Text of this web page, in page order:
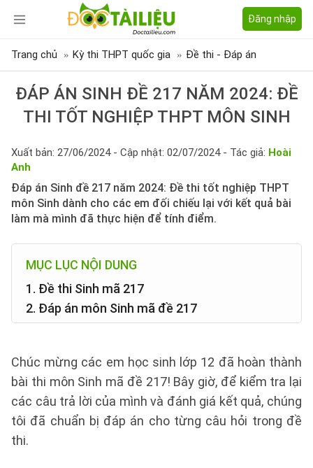
Đăng nhập
Trang chủ Kỳ thi THPT quốc gia Đề thi - Đáp án
ĐÁP ÁN SINH ĐỀ 217 NĂM 2024: ĐỀ
THI TỐT NGHIỆP THPT MÔN SINH
Xuất bản: 27/06/2024 - Cập nhật: 02/07/2024 - Tác giả: Hoài
Anh
Đáp án Sinh đề 217 năm 2024: Đề thi tốt nghiệp THPT
môn Sinh dành cho các em đối chiếu lại với kết quả bài
làm mà mình đã thực hiện để tính điểm.
MỤC LỤC NỘI DUNG
1. Đề thi Sinh mã 217
2. Đáp án môn Sinh mã đề 217
Chúc mừng các em học sinh lớp 12 đã hoàn thành
bài thi môn Sinh mã đề 217! Bây giờ, để kiểm tra lại
các câu trả lời của mình và đánh giá kết quả, chúng
tôi đã chuẩn bị đáp án cho từng câu hỏi trong đề
thi.